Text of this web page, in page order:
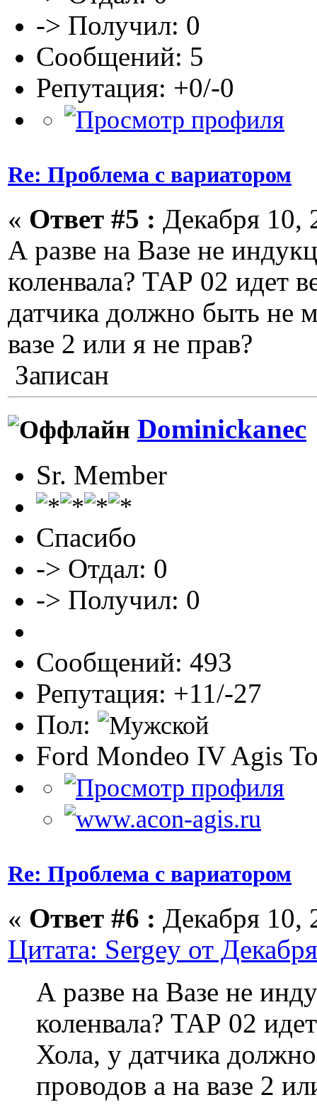
-> Получил: 0
Сообщений: 5
Репутация: +0/-0
Re: Проблема с вариатором
« Ответ #5 : Декабря 10,
А разве на Вазе не
коленвала? ТАР 02 идет
датчика должно быть не
вазе 2 или я не прав?
Записан
Dominickanec
Sr. Member
Спасибо
-> Отдал: 0
-> Получил: 0
Сообщений: 493
Репутация: +11/-27
Пол:
Ford Mondeo IV Agis
Re: Проблема с вариатором
« Ответ #6 : Декабря 10,
Цитата: Sergey от
А разве на Вазе не
коленвала? ТАР 02
Хола, у датчика
проводов а на вазе 2